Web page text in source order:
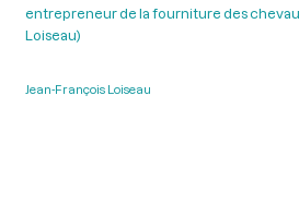
entrepreneur de la fourniture des
Loiseau)
Jean-François Loiseau